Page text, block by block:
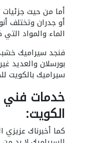
أما من حيث
أو جدران وتختلف
الماء والمواد
فنجد سيراميك
بورسلان والعديد
سيراميك بالكويت
خدمات فني
الكويت:
كما أخبرناك